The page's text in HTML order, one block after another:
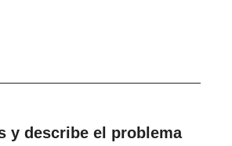
y describe el problema